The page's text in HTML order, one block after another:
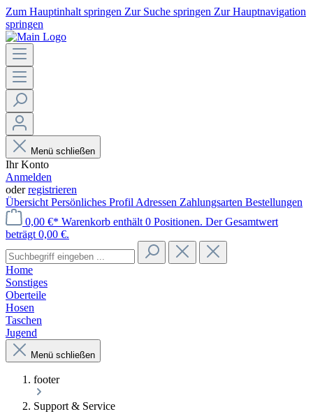
Zum Hauptinhalt springen Zur Suche springen Zur Hauptnavigation
springen
Menü schließen
Ihr Konto
Anmelden
oderregistrieren
Übersicht Persönliches Profil Adressen Zahlungsarten Bestellungen
0,00 €* Warenkorb enthält 0 Positionen. Der Gesamtwert
beträgt 0,00 €.
Home
Sonstiges
Oberteile
Hosen
Taschen
Jugend
Menü schließen
footer
Support & Service